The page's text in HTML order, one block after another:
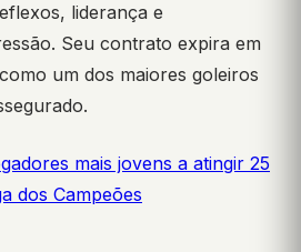
liderança e
Seu contrato expira em
um dos maiores goleiros
mais jovens a atingir 25
dos Campeões